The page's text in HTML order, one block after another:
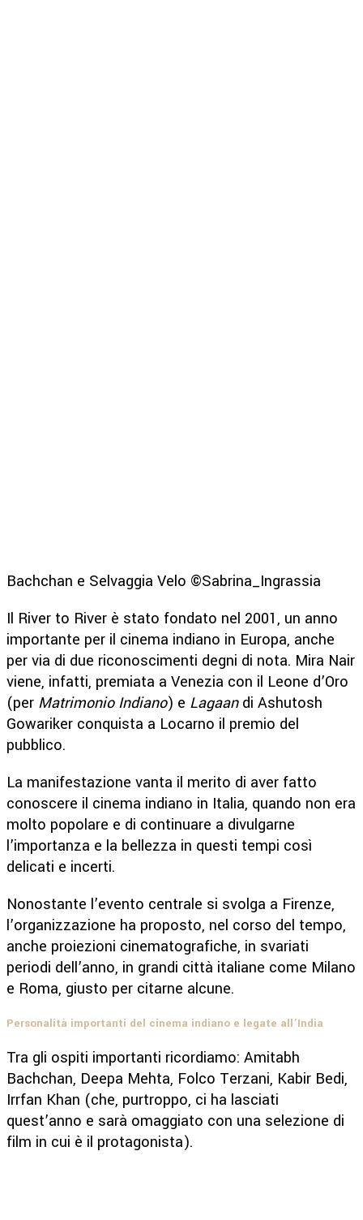
Bachchan e Selvaggia Velo ©Sabrina_Ingrassia
Il River to River è stato fondato nel 2001, un anno
importante per il cinema indiano in Europa, anche
per via di due riconoscimenti degni di nota. Mira Nair
viene, infatti, premiata a Venezia con il Leone d’Oro
(per Matrimonio Indiano) e Lagaandi Ashutosh
Gowariker conquista a Locarno il premio del
pubblico.
La manifestazione vanta il merito di aver fatto
conoscere il cinema indiano in Italia, quando non era
molto popolare e di continuare a divulgarne
l’importanza e la bellezza in questi tempi così
delicati e incerti.
Nonostante l’evento centrale si svolga a Firenze,
l’organizzazione ha proposto, nel corso del tempo,
anche proiezioni cinematografiche, in svariati
periodi dell’anno, in grandi città italiane come Milano
e Roma, giusto per citarne alcune.
Personalità importanti del cinema indiano e legate all’India
Tra gli ospiti importanti ricordiamo: Amitabh
Bachchan, Deepa Mehta, Folco Terzani, Kabir Bedi,
Irrfan Khan (che, purtroppo, ci ha lasciati
quest’anno e sarà omaggiato con una selezione di
film in cui è il protagonista).